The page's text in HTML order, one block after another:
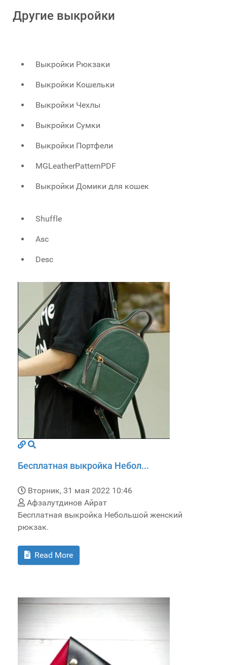
Другие выкройки
Выкройки Рюкзаки
Выкройки Кошельки
Выкройки Чехлы
Выкройки Сумки
Выкройки Портфели
MGLeatherPatternPDF
Выкройки Домики для кошек
Shuffle
Asc
Desc
Бесплатная выкройка Небол...
Вторник, 31 мая 2022 10:46
Афзалутдинов Айрат
Бесплатная выкройка Небольшой женский
рюкзак.
Read More